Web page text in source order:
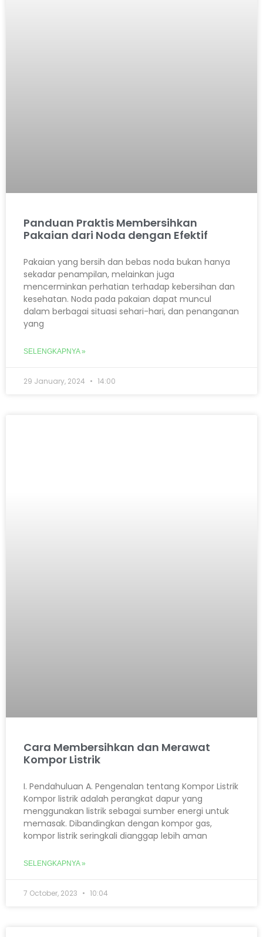
Panduan Praktis Membersihkan
Pakaian dari Noda dengan Efektif
Pakaian yang bersih dan bebas noda bukan hanya
sekadar penampilan, melainkan juga
mencerminkan perhatian terhadap kebersihan dan
kesehatan. Noda pada pakaian dapat muncul
dalam berbagai situasi sehari-hari, dan penanganan
yang
SELENGKAPNYA »
29 January, 2024 14:00
Cara Membersihkan dan Merawat
Kompor Listrik
I. Pendahuluan A. Pengenalan tentang Kompor Listrik
Kompor listrik adalah perangkat dapur yang
menggunakan listrik sebagai sumber energi untuk
memasak. Dibandingkan dengan kompor gas,
kompor listrik seringkali dianggap lebih aman
SELENGKAPNYA »
7 October, 2023 10:04